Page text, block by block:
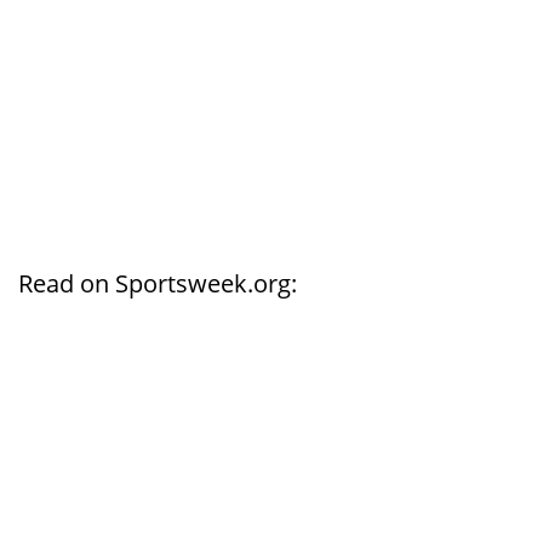
Read on Sportsweek.org: